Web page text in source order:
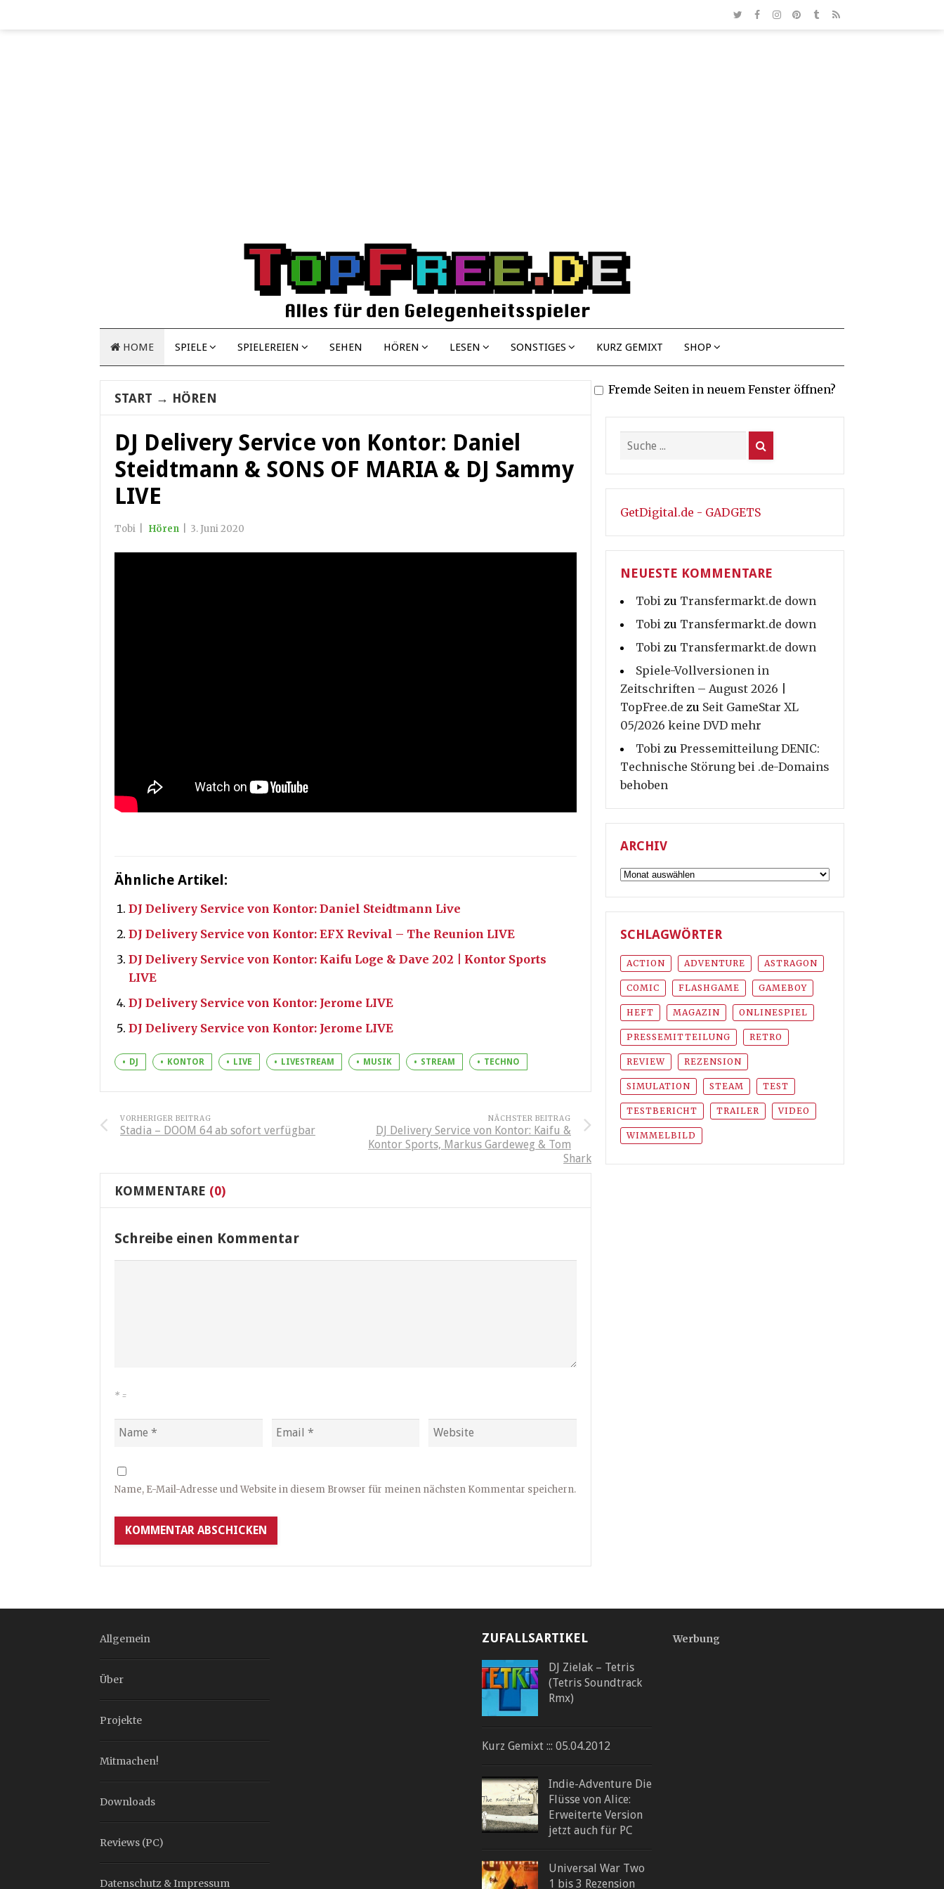
HOME SPIELE SPIELEREIEN SEHEN HÖREN LESEN SONSTIGES KURZ GEMIXT SHOP
START → HÖREN
DJ Delivery Service von Kontor: Daniel
Steidtmann & SONS OF MARIA & DJ Sammy
LIVE
Tobi Hören 3. Juni 2020
Ähnliche Artikel:
DJ Delivery Service von Kontor: Daniel Steidtmann Live
DJ Delivery Service von Kontor: EFX Revival – The Reunion LIVE
DJ Delivery Service von Kontor: Kaifu Loge & Dave 202 | Kontor Sports
LIVE
DJ Delivery Service von Kontor: Jerome LIVE
DJ Delivery Service von Kontor: Jerome LIVE
DJ KONTOR LIVE LIVESTREAM MUSIK STREAM TECHNO
VORHERIGER BEITRAG
Stadia – DOOM 64 ab sofort verfügbar
NÄCHSTER BEITRAG
DJ Delivery Service von Kontor: Kaifu &
Kontor Sports, Markus Gardeweg & Tom
Shark
KOMMENTARE (0)
Schreibe einen Kommentar
* =
Name, E-Mail-Adresse und Website in diesem Browser für meinen nächsten Kommentar speichern.
Fremde Seiten in neuem Fenster öffnen?
GetDigital.de - GADGETS
NEUESTE KOMMENTARE
Tobi zu Transfermarkt.de down
Tobi zu Transfermarkt.de down
Tobi zu Transfermarkt.de down
Spiele-Vollversionen in
Zeitschriften – August 2026 |
TopFree.de zu Seit GameStar XL
05/2026 keine DVD mehr
Tobi zu Pressemitteilung DENIC:
Technische Störung bei .de-Domains
behoben
ARCHIV
Archiv
SCHLAGWÖRTER
ACTION ADVENTURE ASTRAGON
COMIC FLASHGAME GAMEBOY
HEFT MAGAZIN ONLINESPIEL
PRESSEMITTEILUNG RETRO
REVIEW REZENSION
SIMULATION STEAM TEST
TESTBERICHT TRAILER VIDEO
WIMMELBILD
Allgemein
Über
Projekte
Mitmachen!
Downloads
Reviews (PC)
Datenschutz & Impressum
ZUFALLSARTIKEL
DJ Zielak – Tetris
(Tetris Soundtrack
Rmx)
Kurz Gemixt ::: 05.04.2012
Indie-Adventure Die
Flüsse von Alice:
Erweiterte Version
jetzt auch für PC
Universal War Two
1 bis 3 Rezension
Werbung